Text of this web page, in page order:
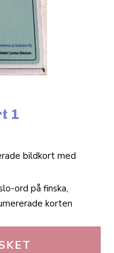
1
bildkort med
ord på finska,
korten